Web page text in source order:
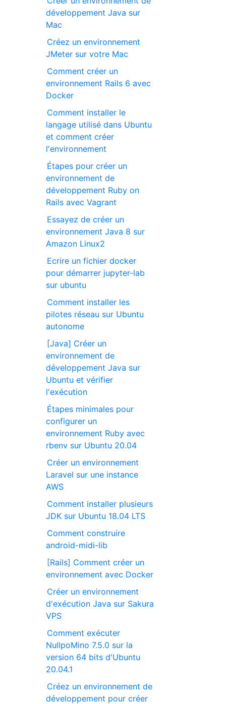
développement Java sur
Mac
Créez un environnement
JMeter sur votre Mac
Comment créer un
environnement Rails 6 avec
Docker
Comment installer le
langage utilisé dans Ubuntu
et comment créer
l'environnement
Étapes pour créer un
environnement de
développement Ruby on
Rails avec Vagrant
Essayez de créer un
environnement Java 8 sur
Amazon Linux2
Ecrire un fichier docker
pour démarrer jupyter-lab
sur ubuntu
Comment installer les
pilotes réseau sur Ubuntu
autonome
[Java] Créer un
environnement de
développement Java sur
Ubuntu et vérifier
l'exécution
Étapes minimales pour
configurer un
environnement Ruby avec
rbenv sur Ubuntu 20.04
Créer un environnement
Laravel sur une instance
AWS
Comment installer plusieurs
JDK sur Ubuntu 18.04 LTS
Comment construire
android-midi-lib
[Rails] Comment créer un
environnement avec Docker
Créer un environnement
d'exécution Java sur Sakura
VPS
Comment exécuter
NullpoMino 7.5.0 sur la
version 64 bits d'Ubuntu
20.04.1
Créez un environnement de
développement pour créer